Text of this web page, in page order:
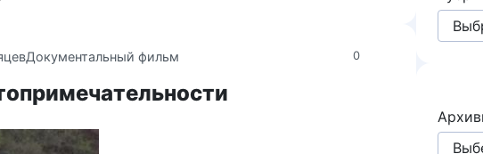
0
Документальный фильм